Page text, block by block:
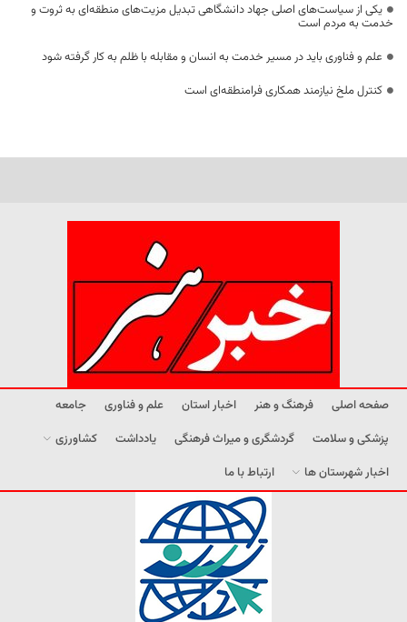
یکی از سیاست‌های اصلی جهاد دانشگاهی تبدیل مزیت‌های منطقه‌ای به ثروت و
خدمت به مردم است
علم و فناوری باید در مسیر خدمت به انسان و مقابله با ظلم به کار گرفته شود
کنترل ملخ نیازمند همکاری فرامنطقه‌ای است
صفحه اصلی فرهنگ و هنر اخبار استان علم و فناوری
جامعه
پزشکی و سلامت
گردشگری و میراث فرهنگی یادداشت
کشاورزی
اخبار شهرستان ها
ارتباط با ما